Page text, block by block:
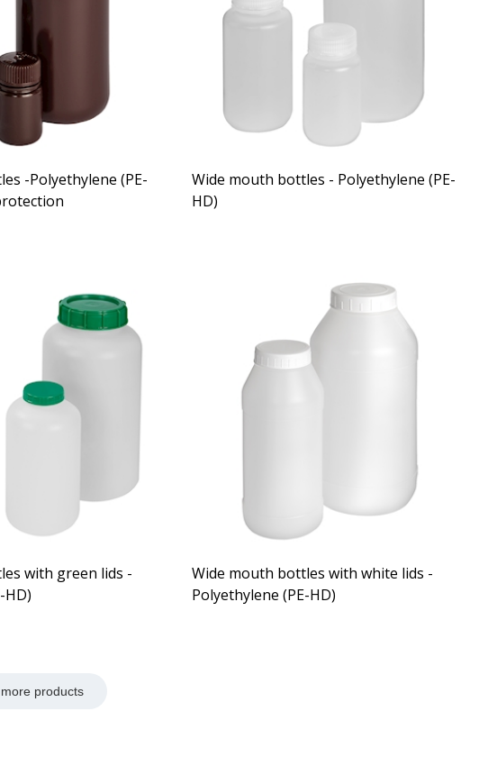
-Polyethylene (PE-
Wide mouth bottles - Polyethylene (PE-
HD)
with green lids -
HD)
Wide mouth bottles with white lids -
Polyethylene (PE-HD)
products